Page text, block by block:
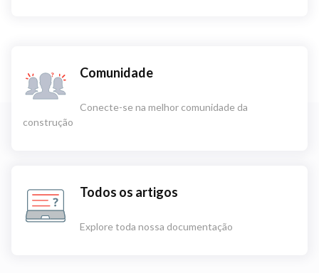
Comunidade
Conecte-se na melhor comunidade da
construção
Todos os artigos
Explore toda nossa documentação